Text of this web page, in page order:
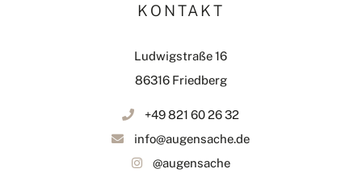
KONTAKT
Ludwigstraße 16
86316 Friedberg
+49 821 60 26 32
info@augensache.de
@augensache